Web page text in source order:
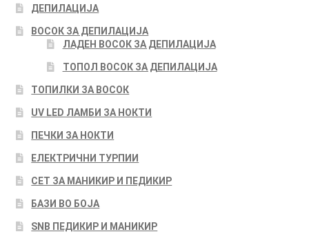
ДЕПИЛАЦИЈА
ВОСОК ЗА ДЕПИЛАЦИЈА
ЛАДЕН ВОСОК ЗА ДЕПИЛАЦИЈА
ТОПОЛ ВОСОК ЗА ДЕПИЛАЦИЈА
ТОПИЛКИ ЗА ВОСОК
UV LED ЛАМБИ ЗА НОКТИ
ПЕЧКИ ЗА НОКТИ
ЕЛЕКТРИЧНИ ТУРПИИ
СЕТ ЗА МАНИКИР И ПЕДИКИР
БАЗИ ВО БОЈА
SNB ПЕДИКИР И МАНИКИР